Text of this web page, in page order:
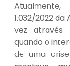
1.032/2022 da
vez através
quando o
de uma